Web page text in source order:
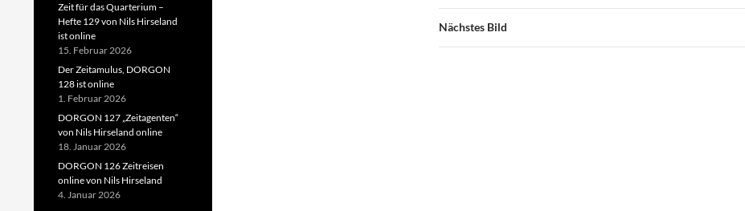
Nächstes Bild
Zeit für das Quarterium –
Hefte 129 von Nils Hirseland
ist online
15. Februar 2026
Der Zeitamulus, DORGON
128 ist online
1. Februar 2026
DORGON 127 „Zeitagenten“
von Nils Hirseland online
18. Januar 2026
DORGON 126 Zeitreisen
online von Nils Hirseland
4. Januar 2026